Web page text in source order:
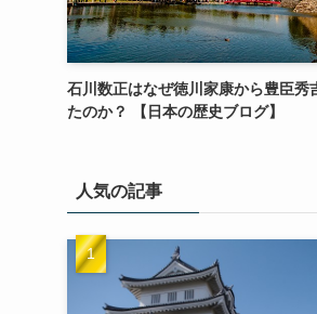
石川数正はなぜ徳川家康から豊臣秀
たのか？ 【日本の歴史ブログ】
人気の記事